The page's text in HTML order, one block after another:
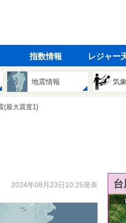
指数情報 レジャー
地震情報 気
(最大震度1)
2024年08月23日10:25発表